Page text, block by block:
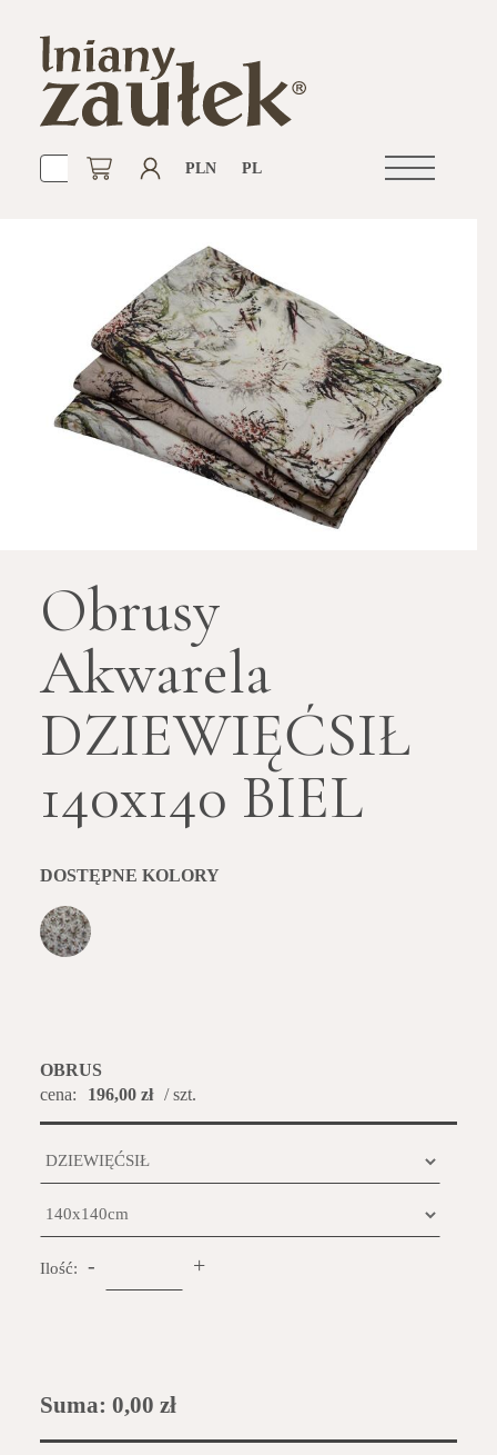
Otwórz
PLN PL
Obrusy
Akwarela
DZIEWIĘĆSIŁ
140x140 BIEL
DOSTĘPNE KOLORY
OBRUS
cena:
196,00 zł / szt.
Ilość: - +
Suma: 0,00 zł